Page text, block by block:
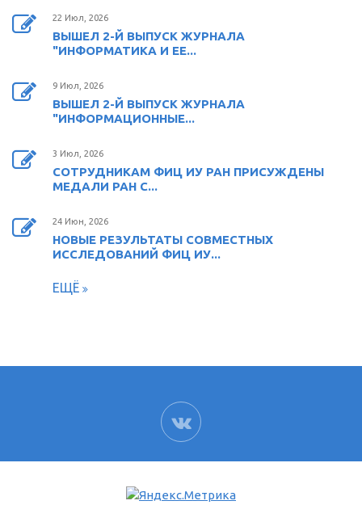
22 Июл, 2026
ВЫШЕЛ 2-Й ВЫПУСК ЖУРНАЛА
"ИНФОРМАТИКА И ЕЕ...
9 Июл, 2026
ВЫШЕЛ 2-Й ВЫПУСК ЖУРНАЛА
"ИНФОРМАЦИОННЫЕ...
3 Июл, 2026
СОТРУДНИКАМ ФИЦ ИУ РАН ПРИСУЖДЕНЫ
МЕДАЛИ РАН С...
24 Июн, 2026
НОВЫЕ РЕЗУЛЬТАТЫ СОВМЕСТНЫХ
ИССЛЕДОВАНИЙ ФИЦ ИУ...
ЕЩЁ
ВК